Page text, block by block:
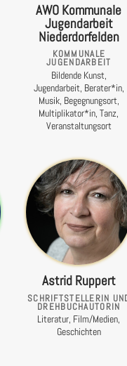
AWO Kommunale
Jugendarbeit
Niederdorfelden
KOMMUNALE
JUGENDARBEIT
Bildende Kunst,
Jugendarbeit, Berater*in,
Musik, Begegnungsort,
Multiplikator*in, Tanz,
Veranstaltungsort
Astrid Ruppert
SCHRIFTSTELLERIN
DREHBUCHAUTORIN
Literatur, Film/Medien,
Geschichten